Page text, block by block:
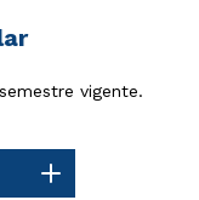
vigente.